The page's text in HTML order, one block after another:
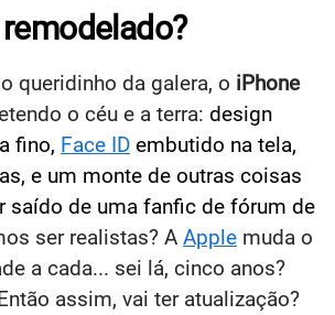
queridinho da galera, o iPhone
o céu e a terra: design
fino, Face ID embutido na tela,
e um monte de outras coisas
saído de uma fanfic de fórum de
ser realistas? A Apple muda o
a cada... sei lá, cinco anos?
assim, vai ter atualização?